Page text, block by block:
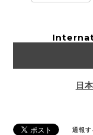
日
通報す